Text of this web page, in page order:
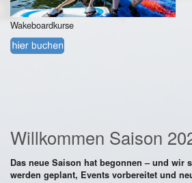
Wakeboardkurse
Willkommen Saison
Das neue Saison hat begonnen – und wir
werden geplant, Events vorbereitet und